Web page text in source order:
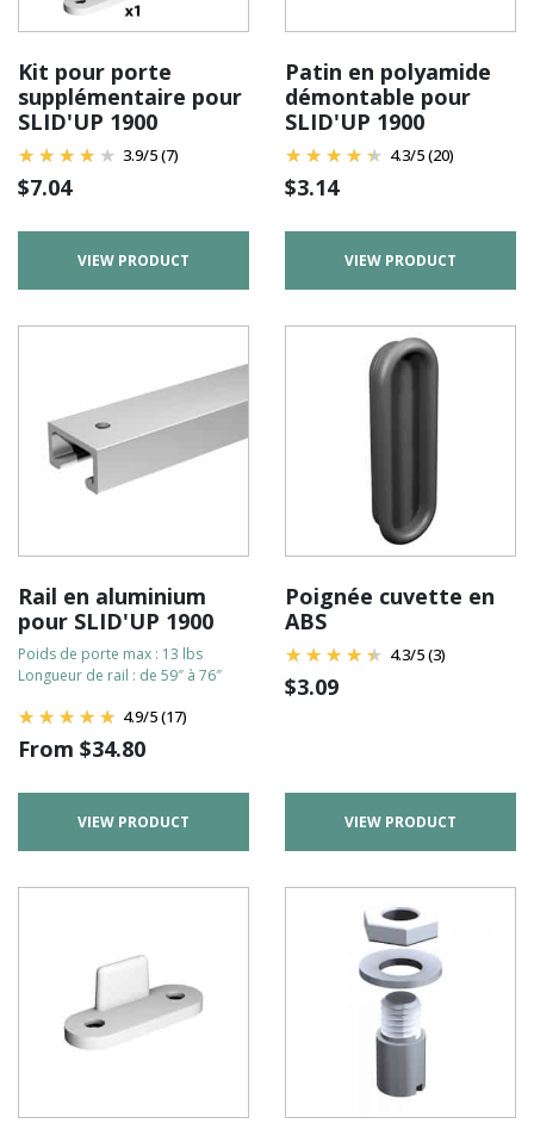
Kit pour porte
supplémentaire pour
SLID'UP 1900
3.9/5(7)
$7.04
VIEW PRODUCT
Patin en polyamide
démontable pour
SLID'UP 1900
4.3/5(20)
$3.14
VIEW PRODUCT
Rail en aluminium
pour SLID'UP 1900
Poids de porte max : 13 lbs
Longueur de rail : de 59″ à 76″
4.9/5(17)
From $34.80
VIEW PRODUCT
Poignée cuvette en
ABS
4.3/5(3)
$3.09
VIEW PRODUCT